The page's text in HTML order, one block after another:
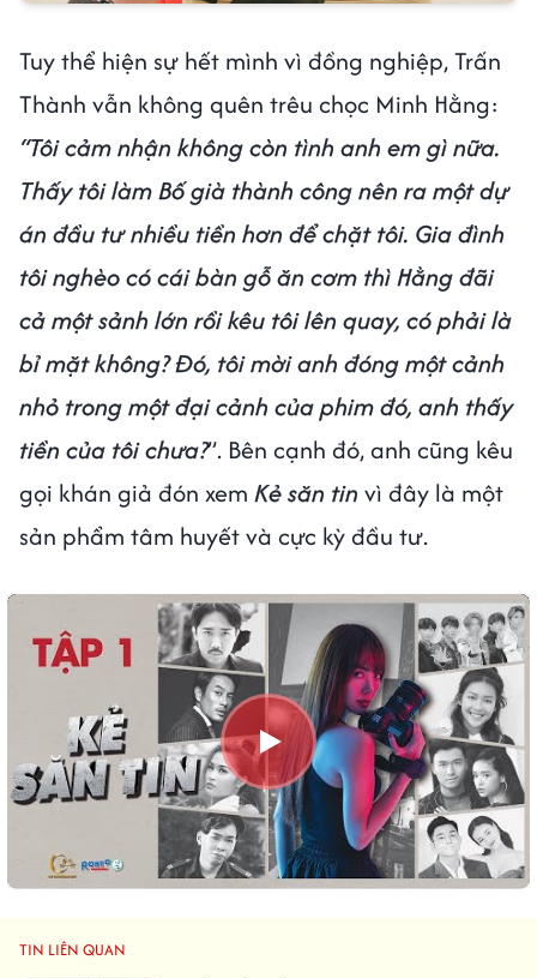
Tuy thể hiện sự hết mình vì đồng nghiệp, Trấn
Thành vẫn không quên trêu chọc Minh Hằng:
“Tôi cảm nhận không còn tình anh em gì nữa.
Thấy tôi làm Bố già thành công nên ra một dự
án đầu tư nhiều tiền hơn để chặt tôi. Gia đình
tôi nghèo có cái bàn gỗ ăn cơm thì Hằng đãi
cả một sảnh lớn rồi kêu tôi lên quay, có phải là
bỉ mặt không? Đó, tôi mời anh đóng một cảnh
nhỏ trong một đại cảnh của phim đó, anh thấy
tiền của tôi chưa?”. Bên cạnh đó, anh cũng kêu
gọi khán giả đón xem Kẻ săn tin vì đây là một
sản phẩm tâm huyết và cực kỳ đầu tư.
TIN LIÊN QUAN